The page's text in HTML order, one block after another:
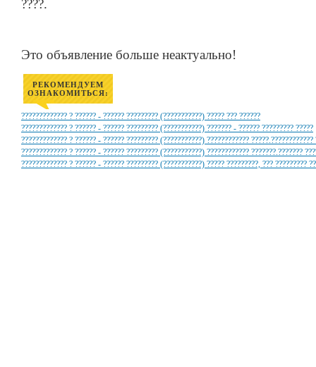
????.
Это объявление больше неактуально!
РЕКОМЕНДУЕМ
ОЗНАКОМИТЬСЯ:
????????????? ? ?????? - ?????? ????????? (???????????) ????? ??? ??????
????????????? ? ?????? - ?????? ????????? (???????????) ??????? - ?????? ????????? ?????
????????????? ? ?????? - ?????? ????????? (???????????) ???????????? ?????.????????????
????????????? ? ?????? - ?????? ????????? (???????????) ???????????? ???????.???????
????????????? ? ?????? - ?????? ????????? (???????????) ????? ?????????, ??? ?????????